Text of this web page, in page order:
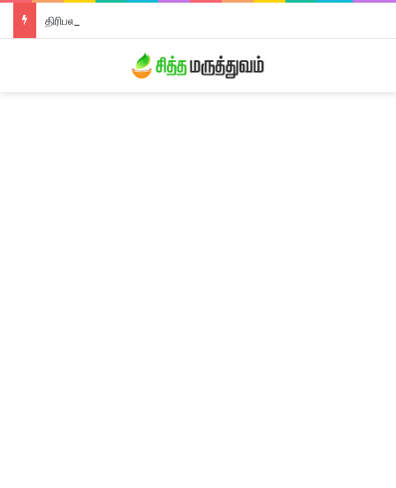
திரிபலா லேகியம்